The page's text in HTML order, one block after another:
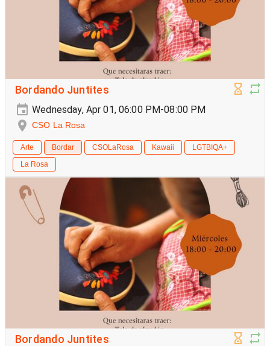
Bordando Juntites
Wednesday, Apr 01, 06:00 PM-08:00 PM
CSO La Rosa
Arte Bordar CSOLaRosa Kawaii
LGTBIQA+
La Rosa
Bordando Juntites